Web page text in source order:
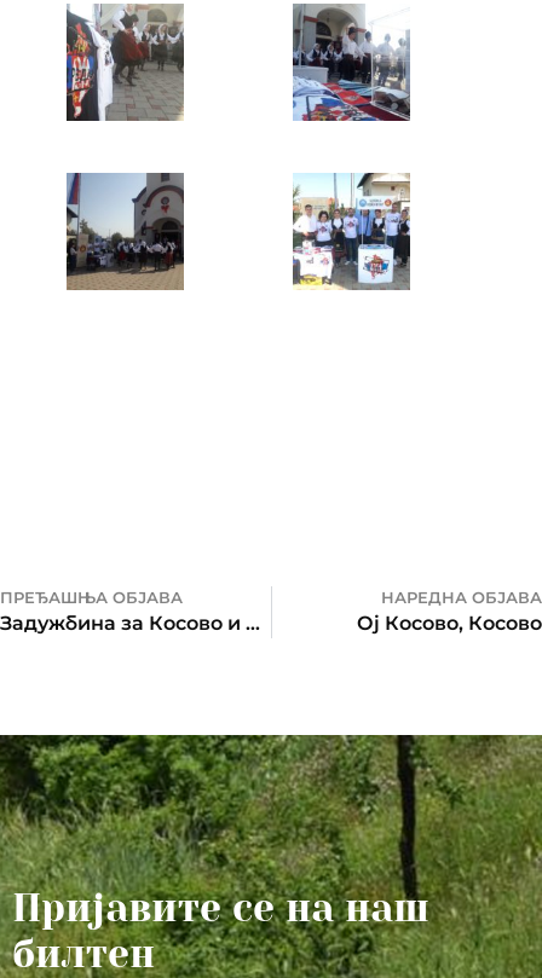
ПРЕЂАШЊА ОБЈАВА
Задужбина за Косово и Метохију на Сајму књига у Бањалуци
НАРЕДНА ОБЈАВА
Ој Косово, Косово
Пријавите се на наш
билтен